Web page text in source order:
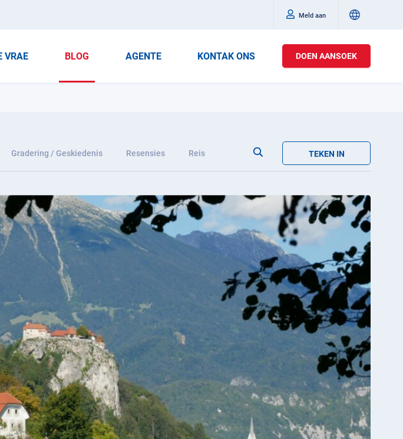
Meld aan
VRAE BLOG AGENTE KONTAK ONS DOEN AANSOEK
Gradering / Geskiedenis Resensies Reis TEKEN IN